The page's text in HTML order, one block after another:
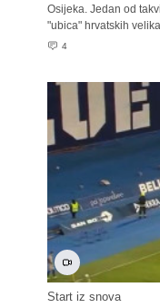
Osijeka. Jedan od
"ubica" hrvatskih
4
Start iz snova